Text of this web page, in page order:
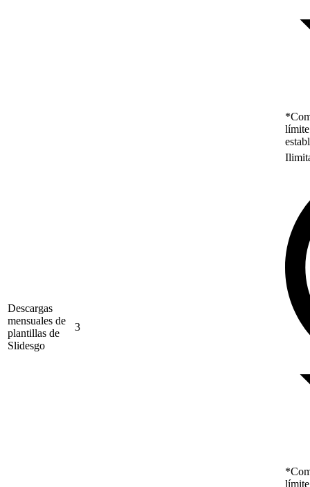
Descargas
mensuales de
plantillas de
Slidesgo
3
límite